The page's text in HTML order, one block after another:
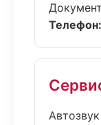
Телефон: